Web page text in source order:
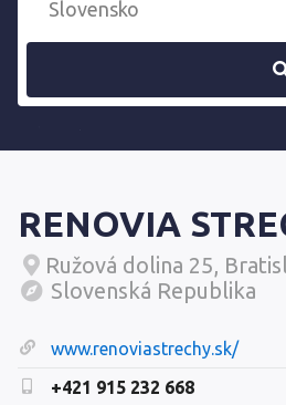
RENOVIA
Ružová dolina 25,
Slovenská Republika
www.renoviastrechy.sk/
+421 915 232 668